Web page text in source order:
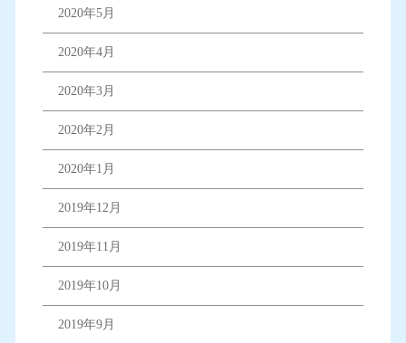
2020年5月
2020年4月
2020年3月
2020年2月
2020年1月
2019年12月
2019年11月
2019年10月
2019年9月